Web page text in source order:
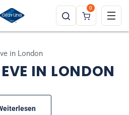
0
in London
IN LONDON